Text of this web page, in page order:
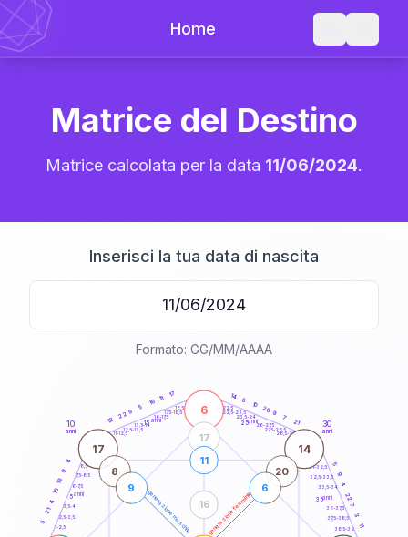
Home
Matrice del Destino
Matrice calcolata per la data 11/06/2024.
Inserisci la tua data di nascita
Formato: GG/MM/AAAA
generazione maschile generazione femminile
10
anni
30
anni
1-2,5
2,5-3,5
3,5-4
6-7,5
7,5-8,5
8,5-9
11-12,5
12,5-13,5
13,5-14
16-17,5
17,5-18,5
18,5-19
21-22,5
22,5-23,5
23,5-24
26-27,5
27,5-28,5
28,5-29
31-32,5
32,5-33,5
33,5-34
36-37,5
37,5-38,5
38,5-39
5
21
4
10
19
9
8
12
22 9
5
16 11
17 14
8
10
20 9 7
21
5
9
4
22
7
3
11
6
17 14
17
11
16
8
9
20
6
5anni
15 anni 25anni
35anni